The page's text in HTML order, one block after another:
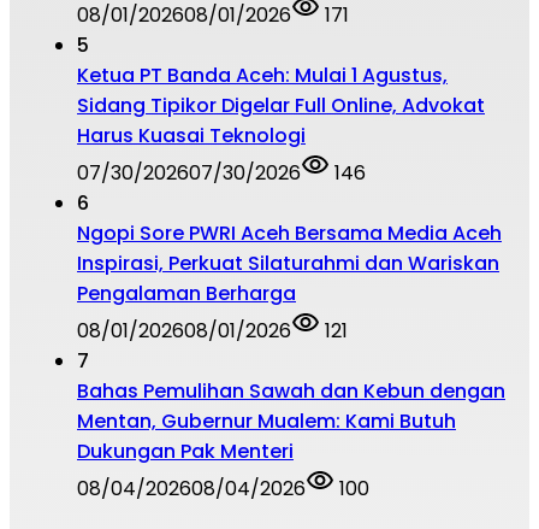
08/01/202608/01/2026
171
5
Ketua PT Banda Aceh: Mulai 1 Agustus,
Sidang Tipikor Digelar Full Online, Advokat
Harus Kuasai Teknologi
07/30/202607/30/2026
146
6
Ngopi Sore PWRI Aceh Bersama Media Aceh
Inspirasi, Perkuat Silaturahmi dan Wariskan
Pengalaman Berharga
08/01/202608/01/2026
121
7
Bahas Pemulihan Sawah dan Kebun dengan
Mentan, Gubernur Mualem: Kami Butuh
Dukungan Pak Menteri
08/04/202608/04/2026 100